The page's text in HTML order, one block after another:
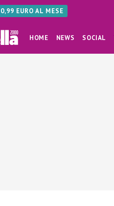
EURO AL MESE
HOME NEWS SOCIAL